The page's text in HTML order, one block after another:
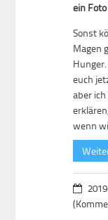
ein
Sonst
Magen
euch
aber
wenn
2019